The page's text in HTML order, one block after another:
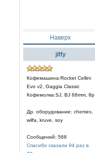
Наверх
jiffy
Кофемашина:Rocket Cellini
Evo v2, Gaggia Classic
Кофемолка:SJ, BJ 68mm, 8р
Др. оборудование: chemex,
wilfa, kruve, soy
Сообщений: 568
Спасибо сказали 94 раз в